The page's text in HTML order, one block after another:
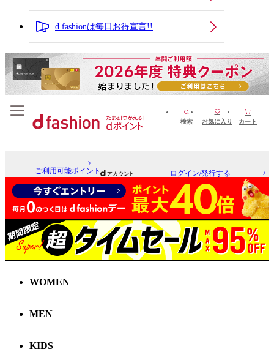
d fashionは毎日お得宣言!!
検索 お気に入り カート
ご利用可能ポイント ログイン/発行する
WOMEN
MEN
KIDS